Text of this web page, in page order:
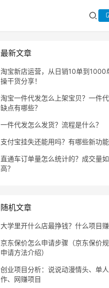
最新文章
淘宝新店运营，从日销10单到1000
操干货分享！
淘宝一件代发怎么上架宝贝？一件
缺点有哪些？
一件代发怎么发货？流程是什么？
支付宝挂失还能用吗？有哪些新功能
直通车订单量怎么统计的？成交量
高？
随机文章
大学里开什么店最挣钱？什么项目赚
京东保价怎么申请步骤（京东保价
申请方法介绍）
创业项目分析：说说动漫情头、单
作、网赚项目